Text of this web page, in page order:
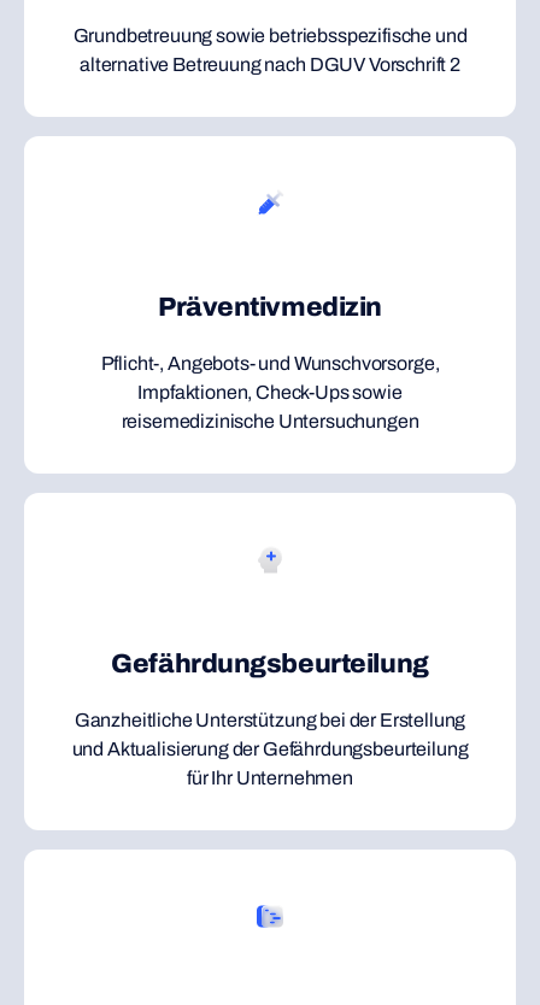
Grundbetreuung sowie betriebsspezifische und
alternative Betreuung nach DGUV Vorschrift 2
Präventivmedizin
Pflicht-, Angebots- und Wunschvorsorge,
Impfaktionen, Check-Ups sowie
reisemedizinische Untersuchungen
Gefährdungsbeurteilung
Ganzheitliche Unterstützung bei der Erstellung
und Aktualisierung der Gefährdungsbeurteilung
für Ihr Unternehmen